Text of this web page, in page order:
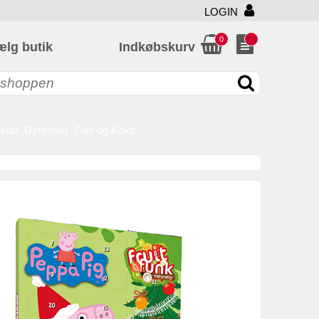
LOGIN
butik Indkøbskurv
0